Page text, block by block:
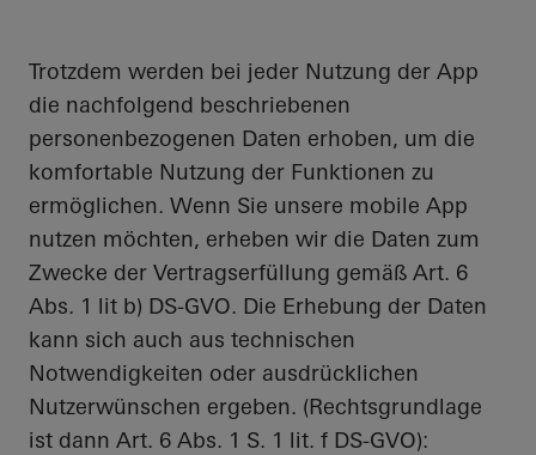
Trotzdem werden bei jeder Nutzung der App
die nachfolgend beschriebenen
personenbezogenen Daten erhoben, um die
komfortable Nutzung der Funktionen zu
ermöglichen. Wenn Sie unsere mobile App
nutzen möchten, erheben wir die Daten zum
Zwecke der Vertragserfüllung gemäß Art. 6
Abs. 1 lit b) DS-GVO. Die Erhebung der Daten
kann sich auch aus technischen
Notwendigkeiten oder ausdrücklichen
Nutzerwünschen ergeben. (Rechtsgrundlage
ist dann Art. 6 Abs. 1 S. 1 lit. f DS-GVO):